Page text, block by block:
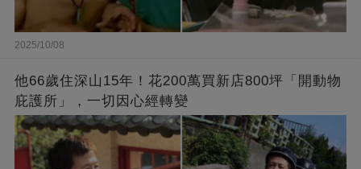
2025/10/08
他66歲住深山15年！花200萬買新店800坪「開動物
庇護所」，一切因心經轉變